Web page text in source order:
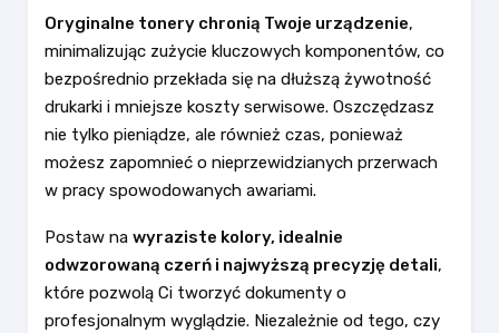
Oryginalne tonery chronią Twoje urządzenie,
minimalizując zużycie kluczowych komponentów, co
bezpośrednio przekłada się na dłuższą żywotność
drukarki i mniejsze koszty serwisowe. Oszczędzasz
nie tylko pieniądze, ale również czas, ponieważ
możesz zapomnieć o nieprzewidzianych przerwach
w pracy spowodowanych awariami.
Postaw na wyraziste kolory, idealnie
odwzorowaną czerń i najwyższą precyzję detali,
które pozwolą Ci tworzyć dokumenty o
profesjonalnym wyglądzie. Niezależnie od tego, czy